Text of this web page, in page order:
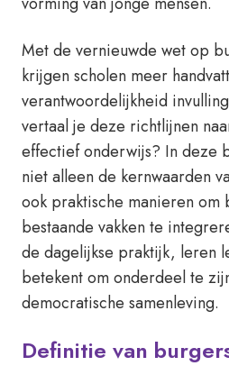
Met de vernieuwde wet op
krijgen scholen meer
verantwoordelijkheid
vertaal je deze richtlijnen
effectief onderwijs? In deze
niet alleen de kernwaarden
ook praktische manieren om
bestaande vakken te
de dagelijkse praktijk, leren
betekent om onderdeel te
democratische samenleving.
Definitie van